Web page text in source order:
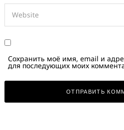
Сохранить моё имя, email и
для последующих моих